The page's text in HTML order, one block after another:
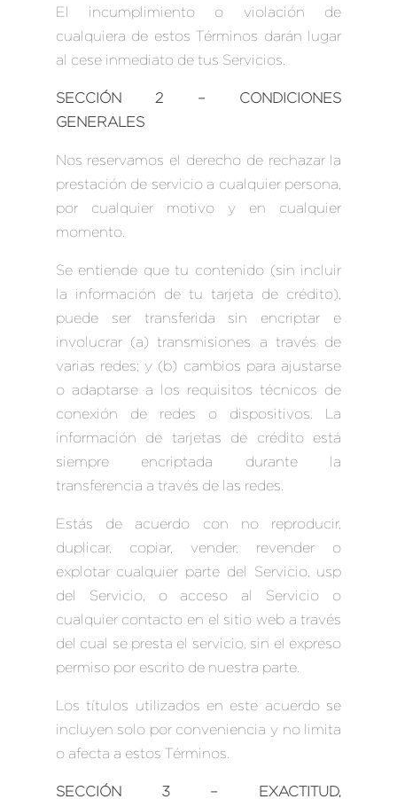
El incumplimiento o violación de
cualquiera de estos Términos darán lugar
al cese inmediato de tus Servicios.
SECCIÓN 2 – CONDICIONES
GENERALES
Nos reservamos el derecho de rechazar la
prestación de servicio a cualquier persona,
por cualquier motivo y en cualquier
momento.
Se entiende que tu contenido (sin incluir
la información de tu tarjeta de crédito),
puede ser transferida sin encriptar e
involucrar (a) transmisiones a través de
varias redes; y (b) cambios para ajustarse
o adaptarse a los requisitos técnicos de
conexión de redes o dispositivos. La
información de tarjetas de crédito está
siempre encriptada durante la
transferencia a través de las redes.
Estás de acuerdo con no reproducir,
duplicar, copiar, vender, revender o
explotar cualquier parte del Servicio, usp
del Servicio, o acceso al Servicio o
cualquier contacto en el sitio web a través
del cual se presta el servicio, sin el expreso
permiso por escrito de nuestra parte.
Los títulos utilizados en este acuerdo se
incluyen solo por conveniencia y no limita
o afecta a estos Términos.
SECCIÓN 3 – EXACTITUD,